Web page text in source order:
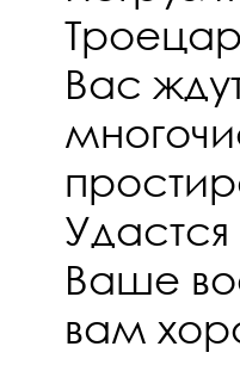
Вас
Ваше
вам